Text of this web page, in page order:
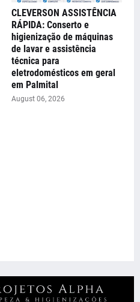
CLEVERSON ASSISTÊNCIA
RÁPIDA: Conserto e
higienização de máquinas
de lavar e assistência
técnica para
eletrodomésticos em geral
em Palmital
August 06, 2026